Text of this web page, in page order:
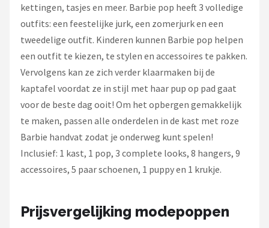
kettingen, tasjes en meer. Barbie pop heeft 3 volledige
outfits: een feestelijke jurk, een zomerjurk en een
tweedelige outfit. Kinderen kunnen Barbie pop helpen
een outfit te kiezen, te stylen en accessoires te pakken.
Vervolgens kan ze zich verder klaarmaken bij de
kaptafel voordat ze in stijl met haar pup op pad gaat
voor de beste dag ooit! Om het opbergen gemakkelijk
te maken, passen alle onderdelen in de kast met roze
Barbie handvat zodat je onderweg kunt spelen!
Inclusief: 1 kast, 1 pop, 3 complete looks, 8 hangers, 9
accessoires, 5 paar schoenen, 1 puppy en 1 krukje.
Prijsvergelijking modepoppen